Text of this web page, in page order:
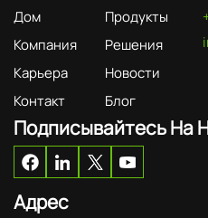
Дом
Продукты
Компания
Решения
Карьера
Новости
Контакт
Блог
Подписывайтесь На
Адрес